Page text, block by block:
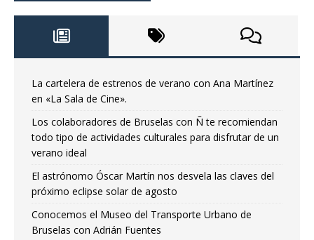
La cartelera de estrenos de verano con Ana Martínez
en «La Sala de Cine».
Los colaboradores de Bruselas con Ñ te recomiendan
todo tipo de actividades culturales para disfrutar de un
verano ideal
El astrónomo Óscar Martín nos desvela las claves del
próximo eclipse solar de agosto
Conocemos el Museo del Transporte Urbano de
Bruselas con Adrián Fuentes